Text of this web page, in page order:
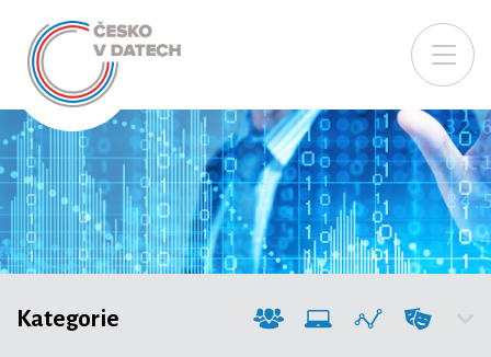
Kategorie